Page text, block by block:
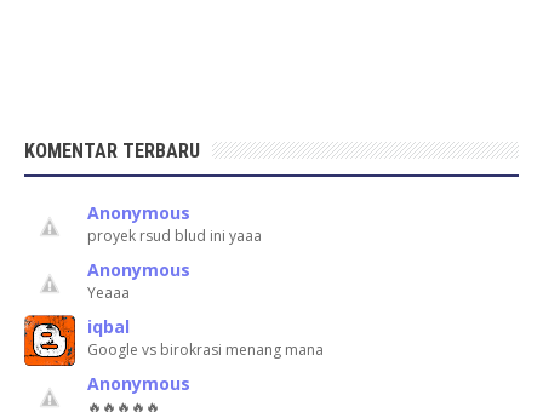
KOMENTAR TERBARU
Anonymous
proyek rsud blud ini yaaa
Anonymous
Yeaaa
iqbal
Google vs birokrasi menang mana
Anonymous
🔥🔥🔥🔥🔥